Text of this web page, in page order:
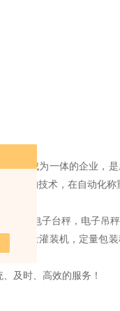
统集成为一体的企业，
熟的技术，在自动化称
秤，电子台秤，电子吊
定量灌装机，定量包
为客户订做。
及时、高效的服务！